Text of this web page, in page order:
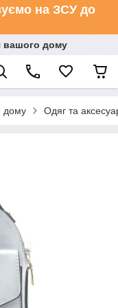
на ЗСУ до
вашого дому
дому Одяг та